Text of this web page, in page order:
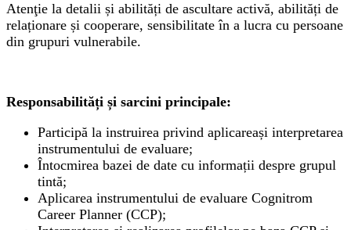
Atenţie la detalii și abilități de ascultare activă, abilități de
relaționare și cooperare, sensibilitate în a lucra cu persoane
din grupuri vulnerabile.
Responsabilități și sarcini principale:
Participă la instruirea privind aplicareași interpretarea
instrumentului de evaluare;
Întocmirea bazei de date cu informații despre grupul
tintă;
Aplicarea instrumentului de evaluare Cognitrom
Career Planner (CCP);